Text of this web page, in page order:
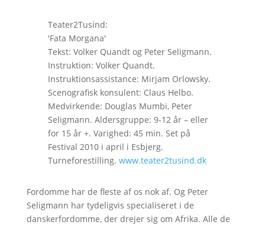
Teater2Tusind:
'Fata Morgana'
Tekst: Volker Quandt og Peter Seligmann.
Instruktion: Volker Quandt.
Instruktionsassistance: Mirjam Orlowsky.
Scenografisk konsulent: Claus Helbo.
Medvirkende: Douglas Mumbi, Peter
Seligmann. Aldersgruppe: 9-12 år – eller
for 15 år +. Varighed: 45 min. Set på
Festival 2010 i april i Esbjerg.
Turneforestilling. www.teater2tusind.dk
Fordomme har de fleste af os nok af. Og Peter
Seligmann har tydeligvis specialiseret i de
danskerfordomme, der drejer sig om Afrika. Alle de